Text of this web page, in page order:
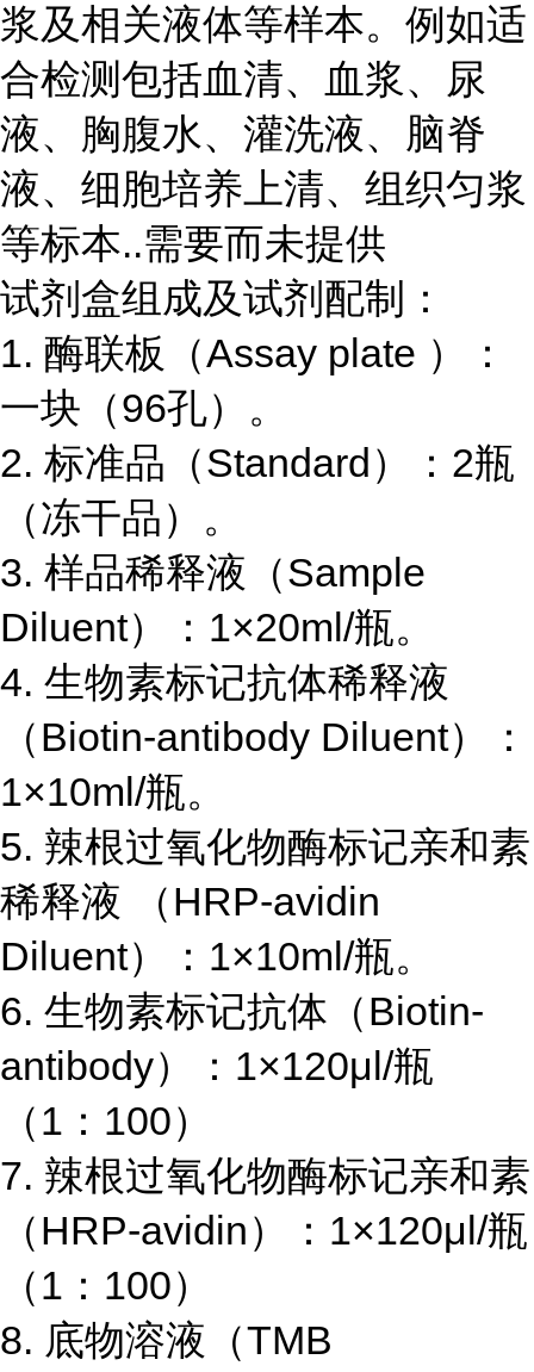
浆及相关液体等样本。例如适
合检测包括血清、血浆、尿
液、胸腹水、灌洗液、脑脊
液、细胞培养上清、组织匀浆
等标本..需要而未提供
试剂盒组成及试剂配制：
1. 酶联板（Assay plate ）：
一块（96孔）。
2. 标准品（Standard）： 2瓶
（冻干品）。
3. 样品稀释液（Sample
Diluent）： 1×20ml/瓶。
4. 生物素标记抗体稀释液
（Biotin-antibody Diluent）：
1×10ml/瓶。
5. 辣根过氧化物酶标记亲和素
稀释液 （HRP-avidin
Diluent）： 1×10ml/瓶。
6. 生物素标记抗体（Biotin-
antibody）： 1×120μl/瓶
（1 ： 100）
7. 辣根过氧化物酶标记亲和素
（HRP-avidin）： 1×120μl/瓶
（1 ： 100）
8. 底物溶液（TMB